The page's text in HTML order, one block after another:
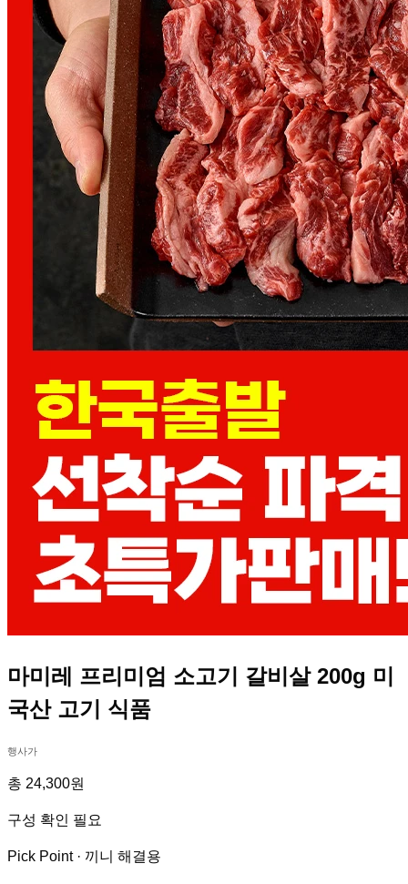
마미레 프리미엄 소고기 갈비살 200g 미
국산 고기 식품
행사가
총 24,300원
구성 확인 필요
Pick Point · 끼니 해결용